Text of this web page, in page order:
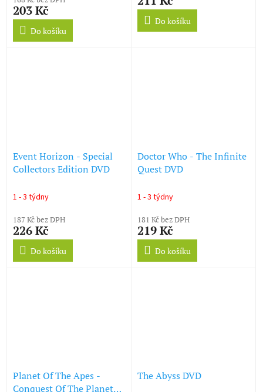
203 Kč
Do košíku
5,0
5
Do košíku
Event Horizon - Special
Collectors Edition DVD
1 - 3 týdny
187 Kč bez DPH
226 Kč
Do košíku
Doctor Who - The Infinite
Quest DVD
1 - 3 týdny
181 Kč bez DPH
219 Kč
Do košíku
Planet Of The Apes -
Conquest Of The Planet
The Abyss DVD